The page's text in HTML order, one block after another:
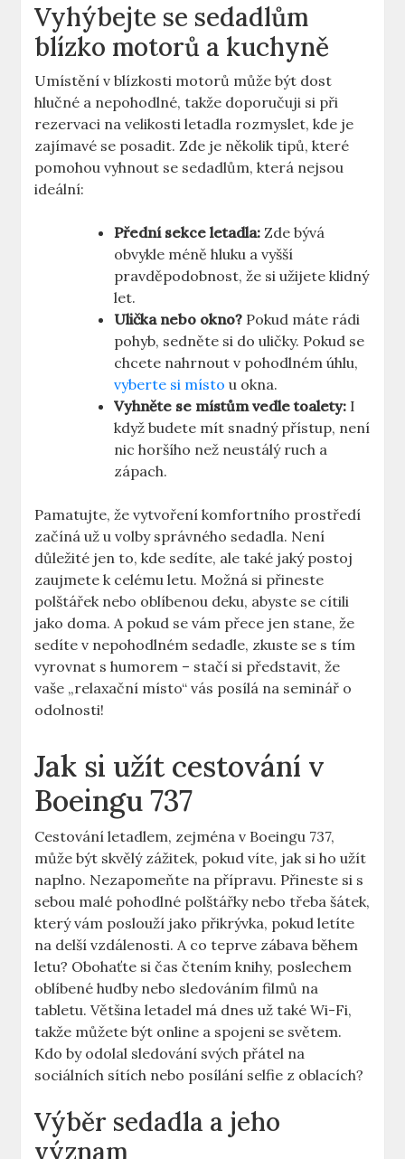
Vyhýbejte se sedadlům
blízko motorů a‍ kuchyně
Umístění v blízkosti motorů může být dost
hlučné a nepohodlné,⁣ takže doporučuji si​ při⁤
rezervaci na⁢ velikosti ‍letadla rozmyslet, kde je
zajímavé se posadit. Zde je několik⁢ tipů, které
⁢pomohou vyhnout se sedadlům, ⁢která nejsou
ideální:
Přední ⁣sekce letadla: Zde bývá
obvykle méně hluku a vyšší
pravděpodobnost, že si‍ užijete ⁢klidný
let.
Ulička nebo okno? Pokud máte rádi
pohyb, sedněte si do uličky. Pokud se
chcete nahrnout v pohodlném úhlu,
vyberte si místo u okna.
Vyhněte se místům vedle toalety: ‍I
když ​budete mít snadný přístup, není
nic ​horšího než‍ neustálý ruch ⁢a
zápach.
Pamatujte, že vytvoření⁤ komfortního prostředí
‍začíná už u volby správného sedadla. Není
důležité jen to, kde sedíte, ale ​také ⁣jaký postoj
zaujmete k celému​ letu. Možná si přineste
polštářek nebo⁢ oblíbenou deku, abyste⁣ se cítili
jako ⁤doma. A pokud ​se vám přece ‌jen⁣ stane,⁣ že
sedíte v nepohodlném sedadle, zkuste⁤ se s tím
‍vyrovnat s humorem –‌ stačí ⁢si představit, že⁢
vaše „relaxační místo“ vás‍ posílá na seminář o
odolnosti!
Jak si užít cestování v
Boeingu 737
Cestování ⁣letadlem, zejména v Boeingu 737,
může být skvělý ‍zážitek, pokud víte, jak si ho užít
naplno. Nezapomeňte⁣ na přípravu. Přineste si s
sebou malé pohodlné polštářky nebo třeba šátek,
který vám poslouží ​jako přikrývka, pokud letíte
na delší vzdálenosti.‍ A co teprve zábava během ​
letu? Obohaťte si čas ‌čtením knihy, poslechem
⁢oblíbené hudby nebo​ sledováním filmů na
tabletu. Většina letadel má dnes už také Wi-Fi,
takže můžete být online a spojeni ⁤se světem.
‌Kdo by odolal sledování svých přátel ‍na
sociálních sítích nebo posílání‍ selfie z oblacích?
Výběr sedadla a⁢ jeho
význam